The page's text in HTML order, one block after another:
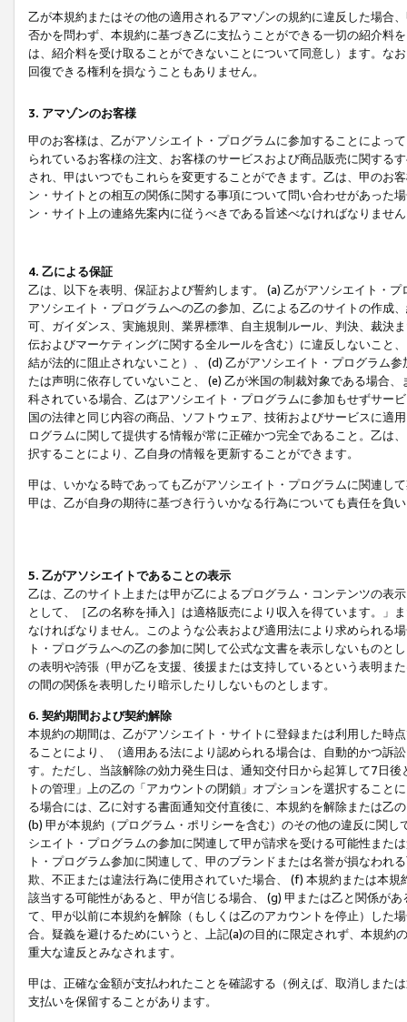
乙が本規約またはその他の適用されるアマゾンの規約に違反した場合
否かを問わず、本規約に基づき乙に支払うことができる一切の紹介料
は、紹介料を受け取ることができないことについて同意し）ます。な
回復できる権利を損なうこともありません。
3. アマゾンのお客様
甲のお客様は、乙がアソシエイト・プログラムに参加することによっ
られているお客様の注文、お客様のサービスおよび商品販売に関する
され、甲はいつでもこれらを変更することができます。乙は、甲のお
ン・サイトとの相互の関係に関する事項について問い合わせがあった
ン・サイト上の連絡先案内に従うべきである旨述べなければなりませ
4. 乙による保証
乙は、以下を表明、保証および誓約します。 (a) 乙がアソシエイト・
アソシエイト・プログラムへの乙の参加、乙による乙のサイトの作成
可、ガイダンス、実施規則、業界標準、自主規制ルール、判決、裁決
伝およびマーケティングに関する全ルールを含む）に違反しないこと
結が法的に阻止されないこと）、 (d) 乙がアソシエイト・プログラム
たは声明に依存していないこと、 (e) 乙が米国の制裁対象である場合
科されている場合、乙はアソシエイト・プログラムに参加もせずサー
国の法律と同じ内容の商品、ソフトウェア、技術およびサービスに適
ログラムに関して提供する情報が常に正確かつ完全であること。乙は
択することにより、乙自身の情報を更新することができます。
甲は、いかなる時であっても乙がアソシエイト・プログラムに関連し
甲は、乙が自身の期待に基づき行ういかなる行為についても責任を負
5. 乙がアソシエイトであることの表示
乙は、乙のサイト上または甲が乙によるプログラム・コンテンツの表
として、［乙の名称を挿入］は適格販売により収入を得ています。」
なければなりません。このような公表および適用法により求められる
ト・プログラムへの乙の参加に関して公式な文書を表示しないもの
の表明や誇張（甲が乙を支援、後援または支持しているという表明ま
の間の関係を表明したり暗示したりしないものとします。
6. 契約期間および契約解除
本規約の期間は、乙がアソシエイト・サイトに登録または利用した時
ることにより、（適用ある法により認められる場合は、自動的かつ訴
す。ただし、当該解除の効力発生日は、通知交付日から起算して7日
トの管理」上の乙の「アカウントの閉鎖」オプションを選択するこ
る場合には、乙に対する書面通知交付直後に、本規約を解除または乙
(b) 甲が本規約（プログラム・ポリシーを含む）のその他の違反に関
シエイト・プログラムの参加に関連して甲が請求を受ける可能性また
ト・プログラム参加に関連して、甲のブランドまたは名誉が損なわれ
欺、不正または違法行為に使用されていた場合、 (f) 本規約または本
該当する可能性があると、甲が信じる場合、 (g) 甲または乙と関係が
て、甲が以前に本規約を解除（もしくは乙のアカウントを停止）した
合。疑義を避けるためにいうと、上記(a)の目的に限定されず、本規
重大な違反とみなされます。
甲は、正確な金額が支払われたことを確認する（例えば、取消しまた
支払いを保留することがあります。